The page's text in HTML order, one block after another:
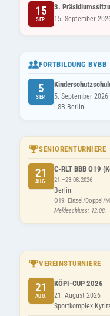
15
SEP.
3.
15. September
FORTBILDUNG BVBB
5
SEP.
5. September 2026
LSB Berlin
SENIORENTURNIERE
21
AUG.
C-RLT BBB O19
21.–23.08.2026
Berlin
O19: Einzel/Doppel/
Meldeschluss: 12.08.
VEREINSTURNIERE
21
AUG.
KÖPI-CUP 2026
21. August 2026
Sportkomplex